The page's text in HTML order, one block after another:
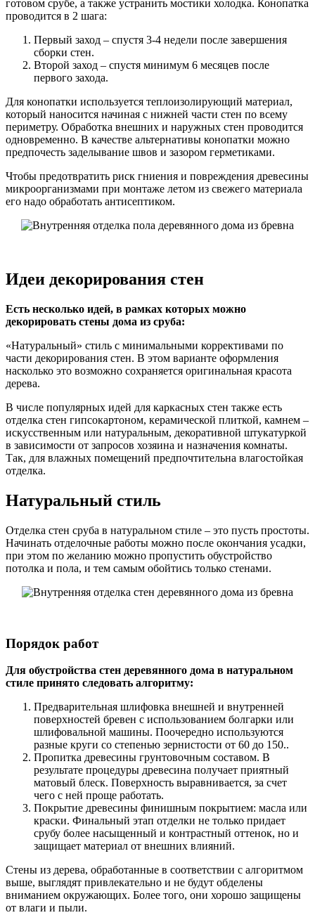
готовом срубе, а также устранить мостики холодка. Конопатка
проводится в 2 шага:
Первый заход – спустя 3-4 недели после завершения
сборки стен.
Второй заход – спустя минимум 6 месяцев после
первого захода.
Для конопатки используется теплоизолирующий материал,
который наносится начиная с нижней части стен по всему
периметру. Обработка внешних и наружных стен проводится
одновременно. В качестве альтернативы конопатки можно
предпочесть заделывание швов и зазором герметиками.
Чтобы предотвратить риск гниения и повреждения древесины
микроорганизмами при монтаже летом из свежего материала
его надо обработать антисептиком.
Идеи декорирования стен
Есть несколько идей, в рамках которых можно
декорировать стены дома из сруба:
«Натуральный» стиль с минимальными коррективами по
части декорирования стен. В этом варианте оформления
насколько это возможно сохраняется оригинальная красота
дерева.
В числе популярных идей для каркасных стен также есть
отделка стен гипсокартоном, керамической плиткой, камнем –
искусственным или натуральным, декоративной штукатуркой
в зависимости от запросов хозяина и назначения комнаты.
Так, для влажных помещений предпочтительна влагостойкая
отделка.
Натуральный стиль
Отделка стен сруба в натуральном стиле – это пусть простоты.
Начинать отделочные работы можно после окончания усадки,
при этом по желанию можно пропустить обустройство
потолка и пола, и тем самым обойтись только стенами.
Порядок работ
Для обустройства стен деревянного дома в натуральном
стиле принято следовать алгоритму:
Предварительная шлифовка внешней и внутренней
поверхностей бревен с использованием болгарки или
шлифовальной машины. Поочередно используются
разные круги со степенью зернистости от 60 до 150..
Пропитка древесины грунтовочным составом. В
результате процедуры древесина получает приятный
матовый блеск. Поверхность выравнивается, за счет
чего с ней проще работать.
Покрытие древесины финишным покрытием: масла или
краски. Финальный этап отделки не только придает
срубу более насыщенный и контрастный оттенок, но и
защищает материал от внешних влияний.
Стены из дерева, обработанные в соответствии с алгоритмом
выше, выглядят привлекательно и не будут обделены
вниманием окружающих. Более того, они хорошо защищены
от влаги и пыли.